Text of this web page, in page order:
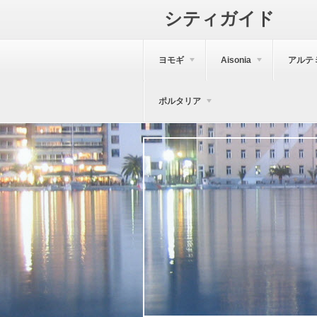
シティガイド
ヨモギ Aisonia アルテ
ポルタリア